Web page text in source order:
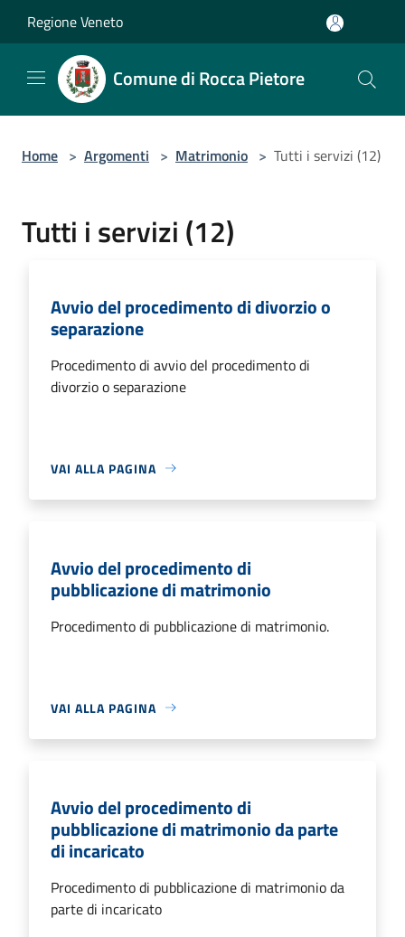
Regione Veneto
Comune di Rocca Pietore
Home > Argomenti > Matrimonio > Tutti i servizi (12)
Tutti i servizi (12)
Avvio del procedimento di divorzio o
separazione
Procedimento di avvio del procedimento di
divorzio o separazione
VAI ALLA PAGINA
Avvio del procedimento di
pubblicazione di matrimonio
Procedimento di pubblicazione di matrimonio.
VAI ALLA PAGINA
Avvio del procedimento di
pubblicazione di matrimonio da parte
di incaricato
Procedimento di pubblicazione di matrimonio da
parte di incaricato